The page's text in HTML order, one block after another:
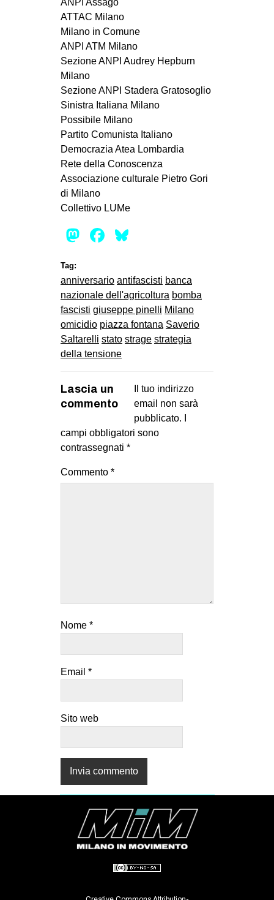
ATTAC Milano
Milano in Comune
ANPI ATM Milano
Sezione ANPI Audrey Hepburn
Milano
Sezione ANPI Stadera Gratosoglio
Sinistra Italiana Milano
Possibile Milano
Partito Comunista Italiano
Democrazia Atea Lombardia
Rete della Conoscenza
Associazione culturale Pietro Gori
di Milano
Collettivo LUMe
Mastodon
Facebook
Tag:
anniversario antifascisti banca
nazionale dell'agricoltura bomba
fascisti giuseppe pinelli Milano
omicidio piazza fontana Saverio
Saltarelli stato strage strategia
della tensione
Lascia un
commento
Il tuo indirizzo
email non sarà
pubblicato.
campi obbligatori sono
contrassegnati *
Commento *
Nome *
Email *
Sito web